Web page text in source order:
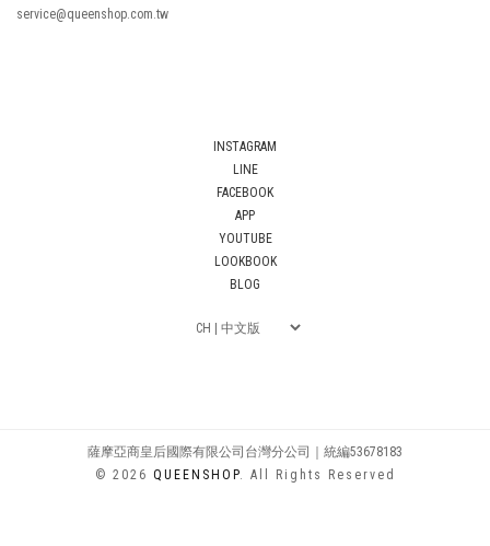
service@queenshop.com.tw
INSTAGRAM
LINE
FACEBOOK
APP
YOUTUBE
LOOKBOOK
BLOG
薩摩亞商皇后國際有限公司台灣分公司｜統編53678183
© 2026 QUEENSHOP. All Rights Reserved